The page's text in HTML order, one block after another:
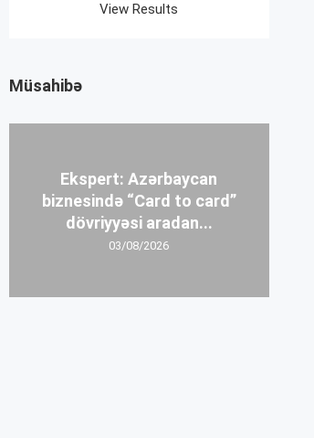
View Results
Müsahibə
Ekspert: Azərbaycan
biznesində “Card to card”
dövriyyəsi aradan...
03/08/2026